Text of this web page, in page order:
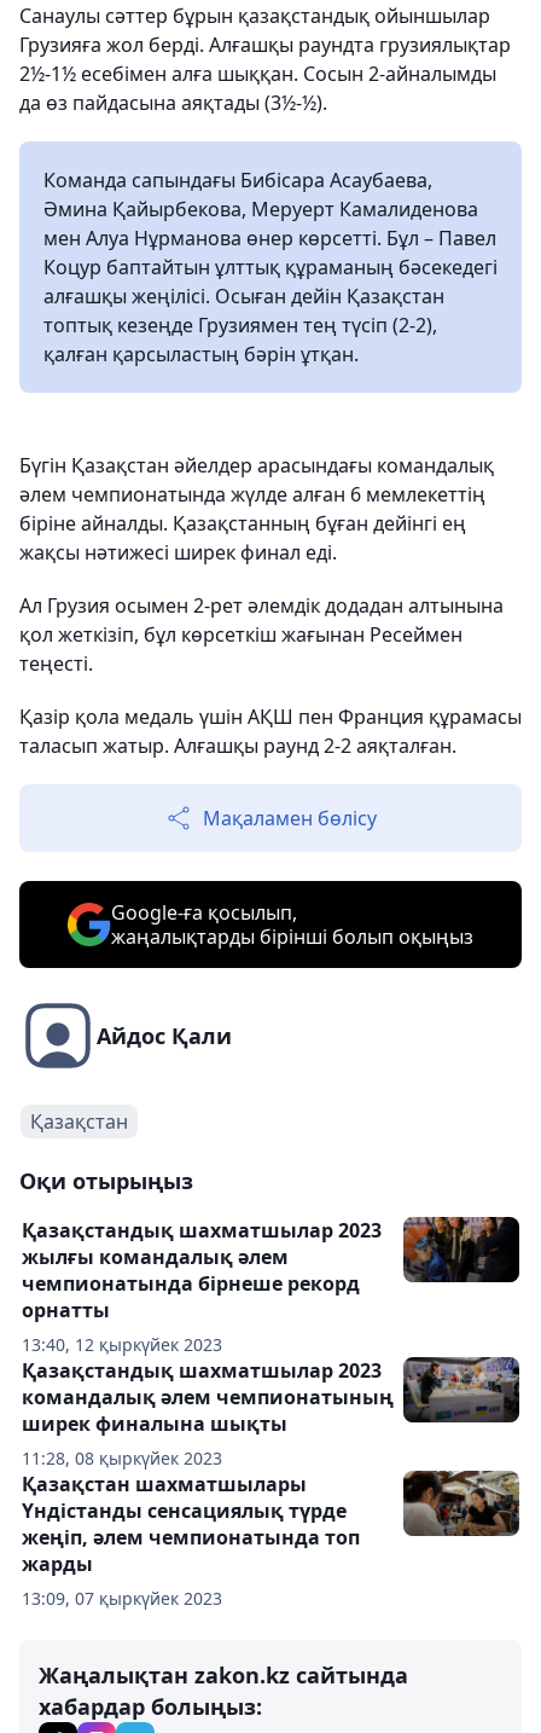
Санаулы сəттер бұрын қазақстандық ойыншылар
Грузияға жол берді. Алғашқы раундта грузиялықтар
2½-1½ есебімен алға шыққан. Сосын 2-айналымды
да өз пайдасына аяқтады (3½-½).
Команда сапындағы Бибісара Асаубаева,
Әмина Қайырбекова, Меруерт Камалиденова
мен Алуа Нұрманова өнер көрсетті. Бұл – Павел
Коцур баптайтын ұлттық құраманың бәсекедегі
алғашқы жеңілісі. Осыған дейін Қазақстан
топтық кезеңде Грузиямен тең түсіп (2-2),
қалған қарсыластың бәрін ұтқан.
Бүгін Қазақстан әйелдер арасындағы командалық
әлем чемпионатында жүлде алған 6 мемлекеттің
біріне айналды. Қазақстанның бұған дейінгі ең
жақсы нәтижесі ширек финал еді.
Ал Грузия осымен 2-рет әлемдік додадан алтынына
қол жеткізіп, бұл көрсеткіш жағынан Ресеймен
теңесті.
Қазір қола медаль үшін АҚШ пен Франция құрамасы
таласып жатыр. Алғашқы раунд 2-2 аяқталған.
Мақаламен бөлісу
Google-ға қосылып,
жаңалықтарды бірінші болып оқыңыз
Айдос Қали
Қазақстан
Оқи отырыңыз
13:40, 12 қыркүйек 2023
Қазақстандық шахматшылар 2023
жылғы командалық әлем
чемпионатында бірнеше рекорд
орнатты
11:28, 08 қыркүйек 2023
Қазақстандық шахматшылар 2023
командалық әлем чемпионатының
ширек финалына шықты
13:09, 07 қыркүйек 2023
Қазақстан шахматшылары
Үндістанды сенсациялық түрде
жеңіп, әлем чемпионатында топ
жарды
Жаңалықтан zakon.kz сайтында
хабардар болыңыз: